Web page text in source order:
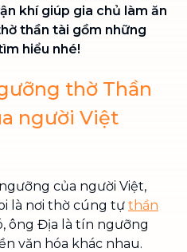
khí giúp gia chủ làm ăn
thần tài gồm những
hiểu nhé!
thờ Thần
người Việt
của người Việt,
là nơi thờ cúng tự thần
ông Địa là tín ngưỡng
văn hóa khác nhau.